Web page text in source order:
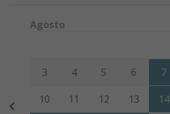
Agosto
3 4 5 6 7
10 11 12 13 14